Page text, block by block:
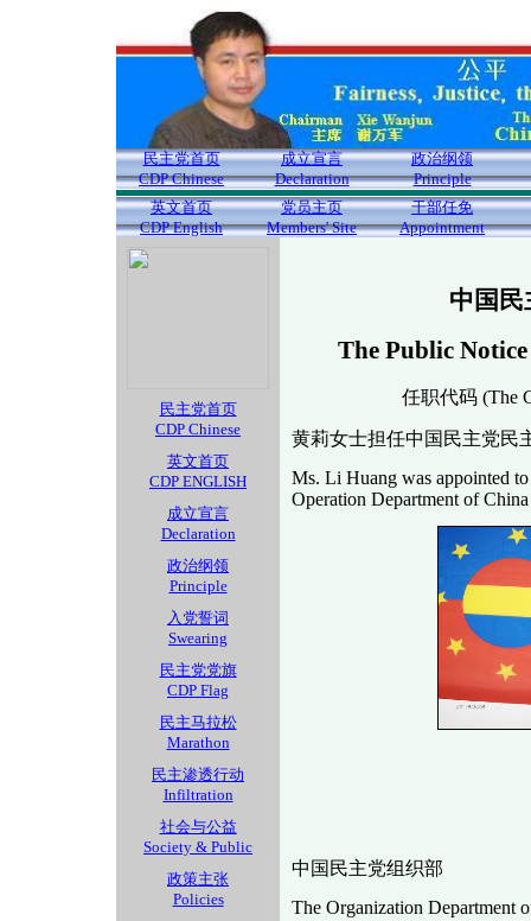
民主党首页
CDP Chinese
成立宣言
Declaration
政治纲领
Principle
英文首页
CDP English
党员主页
Members' Site
干部任免
Appointment
民主党首页
CDP Chinese
英文首页
CDP ENGLISH
成立宣言
Declaration
政治纲领
Principle
入党誓词
Swearing
民主党党旗
CDP Flag
民主马拉松
Marathon
民主渗透行动
Infiltration
社会与公益
Society & Public
政策主张
Policies
中国
The Public
任职代码 (The
黄莉女士担任中国民主党民
Ms. Li Huang was appointed
Operation Department of
中国民主党组织部
The Organization Department